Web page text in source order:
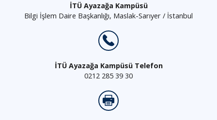
İTÜ Ayazağa Kampüsü
Bilgi İşlem Daire Başkanlığı, Maslak-Sarıyer / İstanbul
İTÜ Ayazağa Kampüsü Telefon
0212 285 39 30